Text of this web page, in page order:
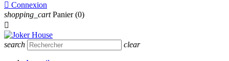
 Connexion
shopping_cart Panier (0)

search clear